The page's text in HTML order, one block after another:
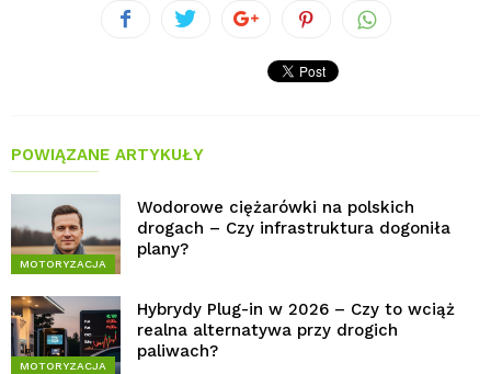
POWIĄZANE ARTYKUŁY
MOTORYZACJA
Wodorowe ciężarówki na polskich
drogach – Czy infrastruktura dogoniła
plany?
MOTORYZACJA
Hybrydy Plug-in w 2026 – Czy to wciąż
realna alternatywa przy drogich
paliwach?